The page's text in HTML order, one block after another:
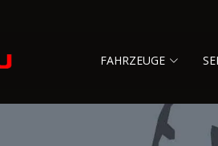
FAHRZEUGE